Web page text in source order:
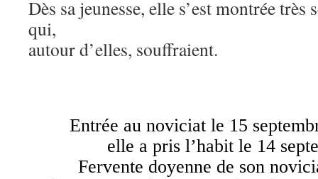
Dès sa jeunesse, elle s’est montrée très
qui,
autour d’elles, souffraient.
Entrée au noviciat le 15
elle a pris l’habit le 14
Fervente doyenne de son